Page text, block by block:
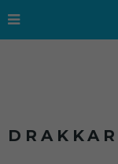
DRAKKAR